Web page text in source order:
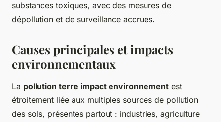
substances toxiques, avec des mesures de
dépollution et de surveillance accrues.
Causes principales et impacts
environnementaux
La pollution terre impact environnement est
étroitement liée aux multiples sources de pollution
des sols, présentes partout : industries, agriculture